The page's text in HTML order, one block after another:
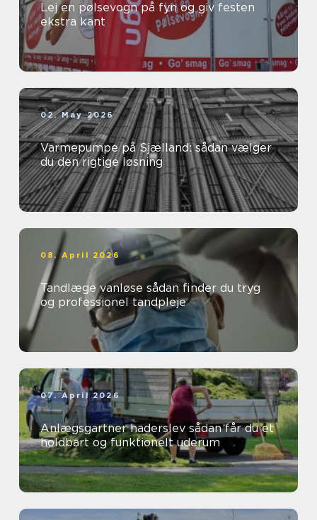
Lej en pølsevogn på fyn og giv festen
ekstra kant
02. May 2026
Varmepumpe på Sjælland: sådan vælger
du den rigtige løsning
08. April 2026
Tandlæge vanløse sådan finder du tryg
og professionel tandpleje
07. April 2026
Anlægsgartner haderslev sådan får du et
holdbart og funktionelt uderum